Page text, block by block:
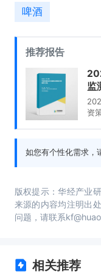
啤酒
推荐报告
监
资
如您有个性化需求，
版权提示：华经产业
来源的内容均注明出
问题，请联系
相关推荐